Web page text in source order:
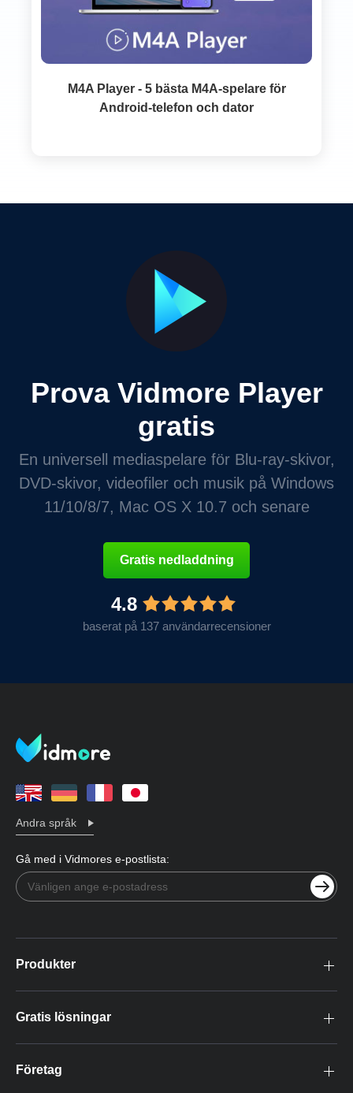
M4A Player - 5 bästa M4A-spelare för
Android-telefon och dator
Prova Vidmore Player
gratis
En universell mediaspelare för Blu-ray-skivor,
DVD-skivor, videofiler och musik på Windows
11/10/8/7, Mac OS X 10.7 och senare
Gratis nedladdning
4.8
baserat på 137 användarrecensioner
Andra språk
Gå med i Vidmores e-postlista:
Produkter
Gratis lösningar
Företag